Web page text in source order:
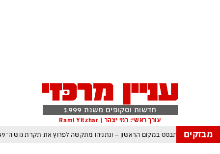
חדשות וסקופים משנת 1999
עורך ראשי: רמי יצהר | Rami Yitzhar
מבזקים
– איזנקוט מתבסס במקום הראשון – ונתניהו מתקשה לפרוץ את תקרת גוש ה־49